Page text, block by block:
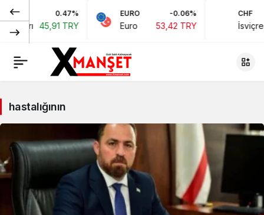
0.47%
45,91 TRY
EURO -0.06%
Euro 53,42 TRY
CHF
İsviçre
hastalığının